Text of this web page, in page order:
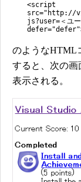
<script
src="http://
js?user=＜ユ
のようなHTML
すると、次の画
表示される。